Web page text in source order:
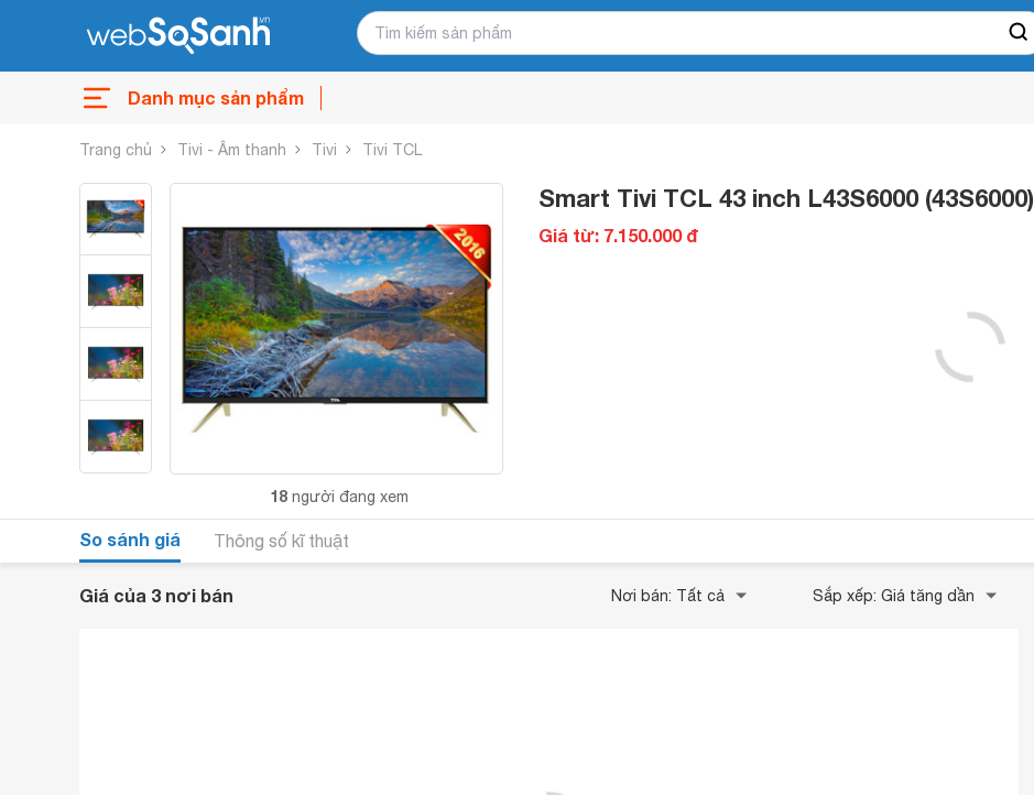
Danh mục sản phẩm
Trang chủ Tivi - Âm thanh Tivi Tivi TCL
18 người đang xem
Smart Tivi TCL 43 inch L43S6000 (43S6000)
Giá từ: 7.150.000 đ
So sánh giá Thông số kĩ thuật
Giá của 3 nơi bán Nơi bán: Tất cả Sắp xếp: Giá tăng dần